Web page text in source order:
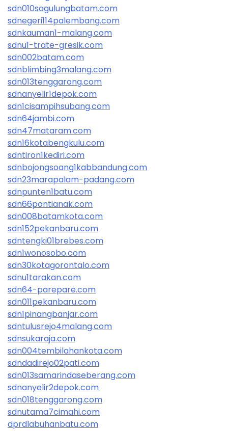
sdn010sagulungbatam.com
sdnegeri114palembang.com
sdnkauman1-malang.com
sdnu1-trate-gresik.com
sdn002batam.com
sdnblimbing3malang.com
sdn013tenggarong.com
sdnanyelir1depok.com
sdn1cisampihsubang.com
sdn64jambi.com
sdn47mataram.com
sdn16kotabengkulu.com
sdntiron1kediri.com
sdnbojongsoang1kabbandung.com
sdn23marapalam-padang.com
sdnpunten1batu.com
sdn66pontianak.com
sdn008batamkota.com
sdn152pekanbaru.com
sdntengki01brebes.com
sdn1wonosobo.com
sdn30kotagorontalo.com
sdnu1tarakan.com
sdn64-parepare.com
sdn011pekanbaru.com
sdn1pinangbanjar.com
sdntulusrejo4malang.com
sdnsukaraja.com
sdn004tembilahankota.com
sdndadirejo02pati.com
sdn013samarindaseberang.com
sdnanyelir2depok.com
sdn018tenggarong.com
sdnutama7cimahi.com
dprdlabuhanbatu.com